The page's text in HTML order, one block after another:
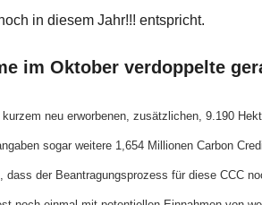
in diesem Jahr!!! entspricht.
im Oktober verdoppelte
neu erworbenen, zusätzlichen, 9.190
sogar weitere 1,654 Millionen Carbon
dass der Beantragungsprozess für diese CCC